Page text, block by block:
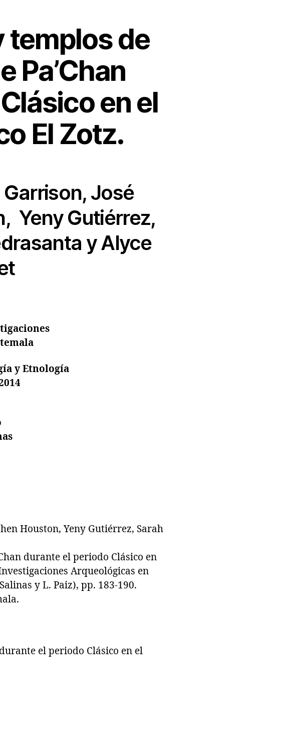
templos de
Pa’Chan
en el
El Zotz.
José
Yeny Gutiérrez,
y Alyce
y Etnología
Houston, Yeny Gutiérrez, Sarah
durante el periodo Clásico en
Arqueológicas en
y L. Paiz), pp. 183-190.
el periodo Clásico en el